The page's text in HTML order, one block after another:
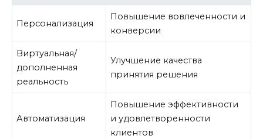
Персонализация
Повышение вовлеченности и
конверсии
Виртуальная/
дополненная
реальность
Улучшение качества
принятия решения
Автоматизация
Повышение эффективности
и удовлетворенности
клиентов